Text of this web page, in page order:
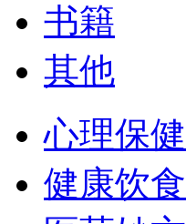
书籍
其他
心理保健
健康饮食